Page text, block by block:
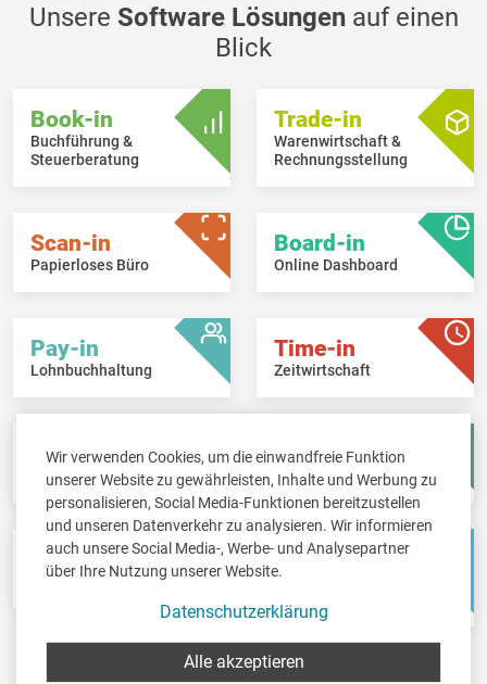
Wir verwenden Cookies, um die einwandfreie Funktion
unserer Website zu gewährleisten, Inhalte und Werbung zu
personalisieren, Social Media-Funktionen bereitzustellen
und unseren Datenverkehr zu analysieren. Wir informieren
auch unsere Social Media-, Werbe- und Analysepartner
über Ihre Nutzung unserer Website.
Datenschutzerklärung
Alle akzeptieren
Unsere Software Lösungenauf einen
Blick
Book-in
Buchführung &
Steuerberatung
Trade-in
Warenwirtschaft &
Rechnungsstellung
Scan-in
Papierloses Büro
Board-in
Online Dashboard
Pay-in
Lohnbuchhaltung
Time-in
Zeitwirtschaft
Fisc-in
Steuererklärungen
Account-in
Jahresabschlüsse
Pos-in
Kassensystem
Net-in
Webshops &